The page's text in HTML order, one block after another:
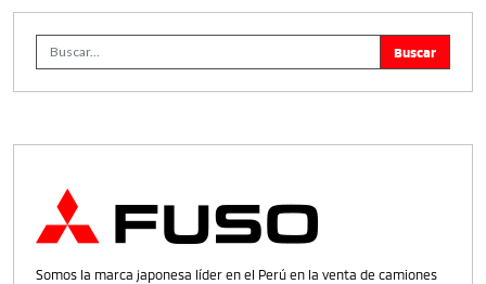
Somos la marca japonesa líder en el Perú en la venta de camiones